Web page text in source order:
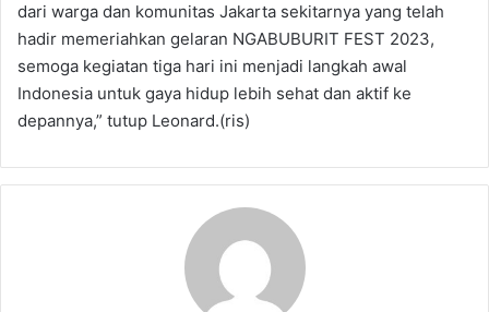
dari warga dan komunitas Jakarta sekitarnya yang telah
hadir memeriahkan gelaran NGABUBURIT FEST 2023,
semoga kegiatan tiga hari ini menjadi langkah awal
Indonesia untuk gaya hidup lebih sehat dan aktif ke
depannya,” tutup Leonard.(ris)